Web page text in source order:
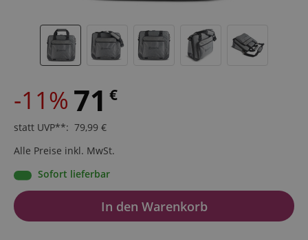
-11% 71 €
statt UVP**: 79,99 €
Alle Preise inkl. MwSt.
Sofort lieferbar
In den Warenkorb